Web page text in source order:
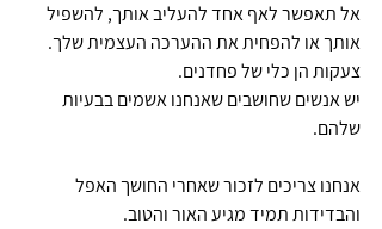
אל תאפשר לאף אחד להעליב אותך, להשפיל
אותך או להפחית את ההערכה העצמית שלך.
צעקות הן כלי של פחדנים.
יש אנשים שחושבים שאנחנו אשמים בבעיות
שלהם.
אנחנו צריכים לזכור שאחרי החושך האפל
והבדידות תמיד מגיע האור והטוב.